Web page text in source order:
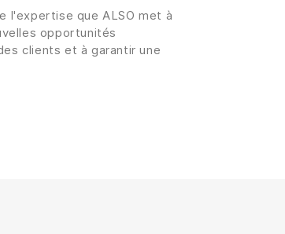
l'expertise que ALSO met à
opportunités
clients et à garantir une